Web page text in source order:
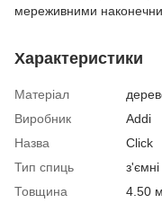
мереживними
Характеристики
Матеріал
Виробник
Addi
Назва
Click
Тип спиць
з'ємні
Товщина
4.50